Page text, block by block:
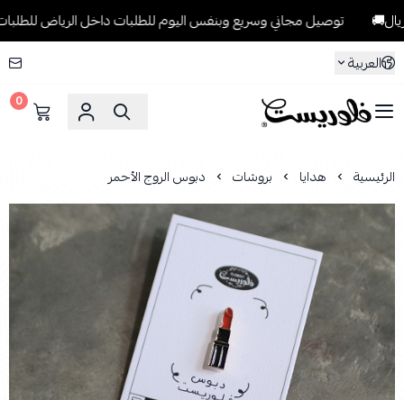
توصيل مجاني وسريع وبنفس اليوم للطلبات داخل الرياض للطلبات التي
العربية
فلوريست Florist
0
الرئيسية هدايا بروشات دبوس الروج الأحمر